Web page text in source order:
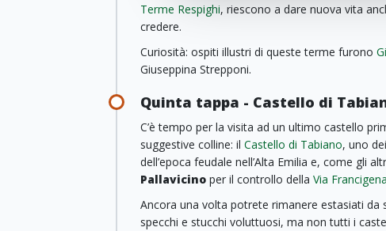
Terme Respighi, riescono a dare nuova vita
credere.
Curiosità: ospiti illustri di queste terme furono
Giuseppina Strepponi.
Quinta tappa - Castello di
C’è tempo per la visita ad un ultimo castello
suggestive colline: il Castello di Tabiano, uno
dell’epoca feudale nell’Alta Emilia e, come gli
Pallavicino per il controllo della Via Francigena
Ancora una volta potrete rimanere estasiati
specchi e stucchi voluttuosi, ma non tutti i